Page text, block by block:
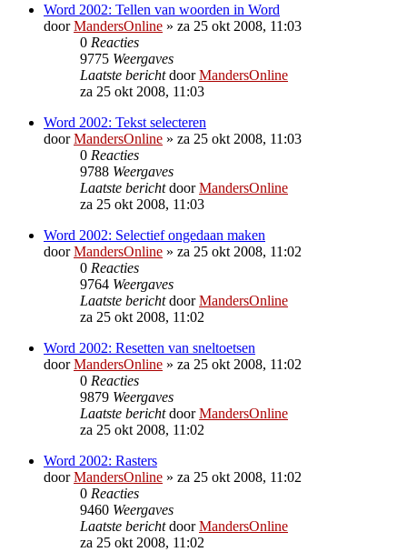
Word 2002: Tellen van woorden in Word
doorMandersOnline » za 25 okt 2008, 11:03
0 Reacties
9775 Weergaves
Laatste berichtdoorMandersOnline
za 25 okt 2008, 11:03
Word 2002: Tekst selecteren
doorMandersOnline » za 25 okt 2008, 11:03
0 Reacties
9788 Weergaves
Laatste berichtdoorMandersOnline
za 25 okt 2008, 11:03
Word 2002: Selectief ongedaan maken
doorMandersOnline » za 25 okt 2008, 11:02
0 Reacties
9764 Weergaves
Laatste berichtdoorMandersOnline
za 25 okt 2008, 11:02
Word 2002: Resetten van sneltoetsen
doorMandersOnline » za 25 okt 2008, 11:02
0 Reacties
9879 Weergaves
Laatste berichtdoorMandersOnline
za 25 okt 2008, 11:02
Word 2002: Rasters
doorMandersOnline » za 25 okt 2008, 11:02
0 Reacties
9460 Weergaves
Laatste berichtdoorMandersOnline
za 25 okt 2008, 11:02